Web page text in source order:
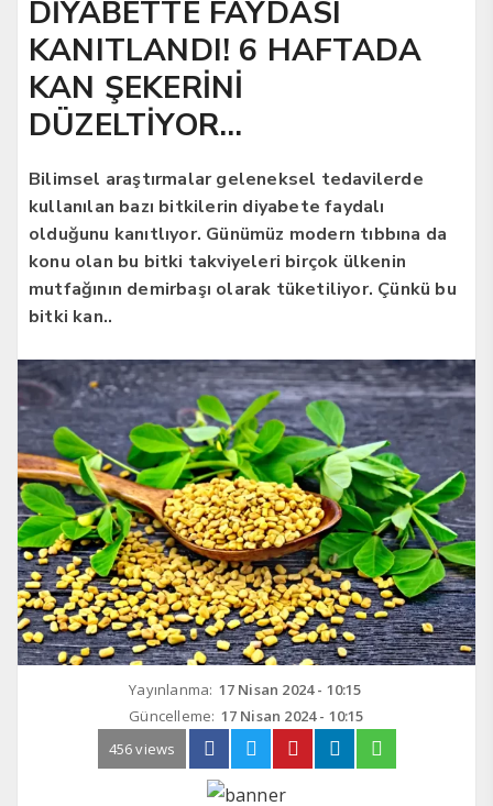
DİYABETTE FAYDASI
KANITLANDI! 6 HAFTADA
KAN ŞEKERİNİ
DÜZELTİYOR…
Bilimsel araştırmalar geleneksel tedavilerde
kullanılan bazı bitkilerin diyabete faydalı
olduğunu kanıtlıyor. Günümüz modern tıbbına da
konu olan bu bitki takviyeleri birçok ülkenin
mutfağının demirbaşı olarak tüketiliyor. Çünkü bu
bitki kan..
Yayınlanma: 17 Nisan 2024 - 10:15
Güncelleme: 17 Nisan 2024 - 10:15
456 views